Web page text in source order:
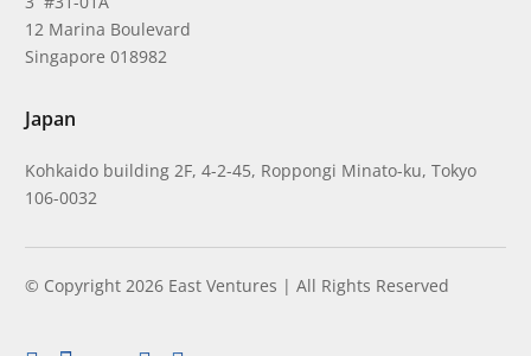
12 Marina Boulevard
Singapore 018982
Japan
Kohkaido building 2F, 4-2-45, Roppongi Minato-ku, Tokyo
106-0032
© Copyright 2026 East Ventures | All Rights Reserved